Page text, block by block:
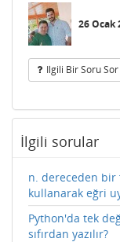
26 Ocak
Ilgili Bir Soru Sor
İlgili sorular
n. dereceden bir
kullanarak eğri
Python'da tek
sıfırdan yazılır?